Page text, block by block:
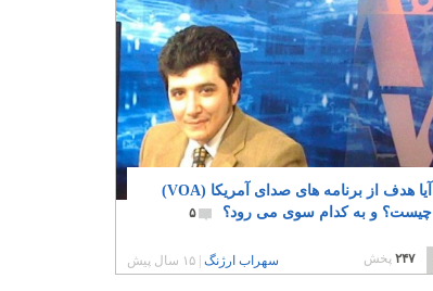
آیا هدف از برنامه های صدای آمریکا (VOA)
چیست؟ و به کدام سوی می رود؟
۵
۲۴۷ پخش سهراب ارژنگ |۱۵ سال پیش